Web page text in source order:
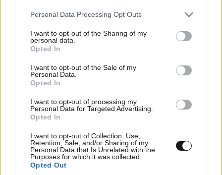
Please note that this website/app uses one or more Google
not limited to your visit or usage behaviour. You may click to
grant or deny consent to Google and its third-party tags to
use your data for below specified purposes in below Google
consent section.
Personal Data Processing Opt Outs
I want to opt-out of the Sharing of my
personal data.
Opted In
I want to opt-out of the Sale of my
Personal Data.
Opted In
I want to opt-out of processing my
Personal Data for Targeted Advertising.
Opted In
I want to opt-out of Collection, Use,
Retention, Sale, and/or Sharing of my
Personal Data that Is Unrelated with the
Purposes for which it was collected.
Opted Out